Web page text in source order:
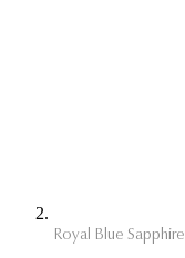
Royal Blue Sapphire